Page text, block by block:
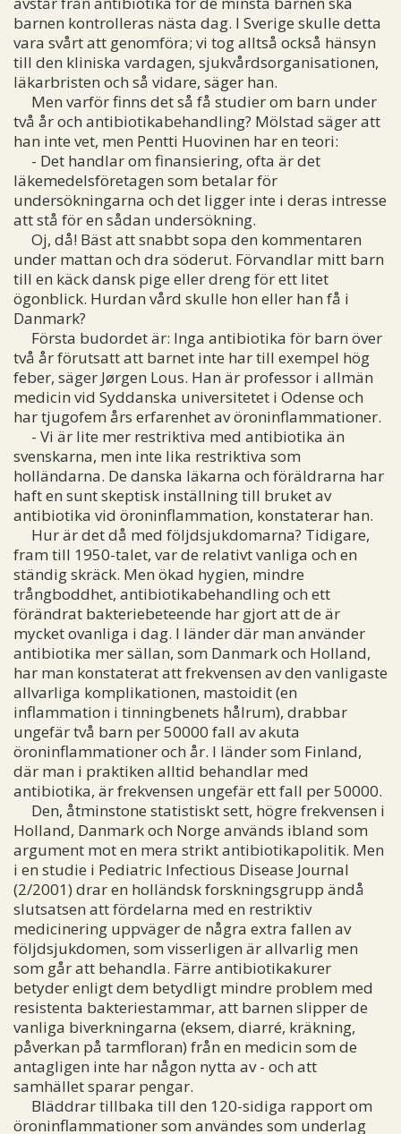
barnen kontrolleras nästa dag. I Sverige skulle detta
vara svårt att genomföra; vi tog alltså också hänsyn
till den kliniska vardagen, sjukvårdsorganisationen,
läkarbristen och så vidare, säger han.
Men varför finns det så få studier om barn under
två år och antibiotikabehandling? Mölstad säger att
han inte vet, men Pentti Huovinen har en teori:
- Det handlar om finansiering, ofta är det
läkemedelsföretagen som betalar för
undersökningarna och det ligger inte i deras intresse
att stå för en sådan undersökning.
Oj, då! Bäst att snabbt sopa den kommentaren
under mattan och dra söderut. Förvandlar mitt barn
till en käck dansk pige eller dreng för ett litet
ögonblick. Hurdan vård skulle hon eller han få i
Danmark?
Första budordet är: Inga antibiotika för barn över
två år förutsatt att barnet inte har till exempel hög
feber, säger Jørgen Lous. Han är professor i allmän
medicin vid Syddanska universitetet i Odense och
har tjugofem års erfarenhet av öroninflammationer.
- Vi är lite mer restriktiva med antibiotika än
svenskarna, men inte lika restriktiva som
holländarna. De danska läkarna och föräldrarna har
haft en sunt skeptisk inställning till bruket av
antibiotika vid öroninflammation, konstaterar han.
Hur är det då med följdsjukdomarna? Tidigare,
fram till 1950-talet, var de relativt vanliga och en
ständig skräck. Men ökad hygien, mindre
trångboddhet, antibiotikabehandling och ett
förändrat bakteriebeteende har gjort att de är
mycket ovanliga i dag. I länder där man använder
antibiotika mer sällan, som Danmark och Holland,
har man konstaterat att frekvensen av den vanligaste
allvarliga komplikationen, mastoidit (en
inflammation i tinningbenets hålrum), drabbar
ungefär två barn per 50000 fall av akuta
öroninflammationer och år. I länder som Finland,
där man i praktiken alltid behandlar med
antibiotika, är frekvensen ungefär ett fall per 50000.
Den, åtminstone statistiskt sett, högre frekvensen i
Holland, Danmark och Norge används ibland som
argument mot en mera strikt antibiotikapolitik. Men
i en studie i Pediatric Infectious Disease Journal
(2/2001) drar en holländsk forskningsgrupp ändå
slutsatsen att fördelarna med en restriktiv
medicinering uppväger de några extra fallen av
följdsjukdomen, som visserligen är allvarlig men
som går att behandla. Färre antibiotikakurer
betyder enligt dem betydligt mindre problem med
resistenta bakteriestammar, att barnen slipper de
vanliga biverkningarna (eksem, diarré, kräkning,
påverkan på tarmfloran) från en medicin som de
antagligen inte har någon nytta av - och att
samhället sparar pengar.
Bläddrar tillbaka till den 120-sidiga rapport om
öroninflammationer som användes som underlag